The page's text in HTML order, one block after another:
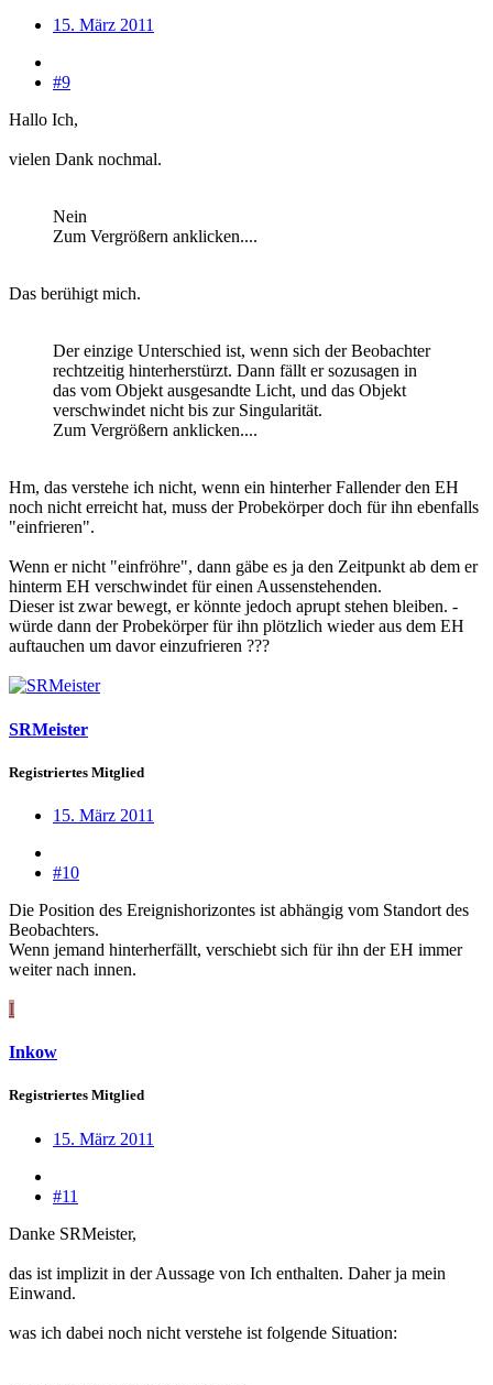
15. März 2011
#9
Hallo Ich,
vielen Dank nochmal.
Nein
Zum Vergrößern anklicken....
Das berühigt mich.
Der einzige Unterschied ist, wenn sich der Beobachter
rechtzeitig hinterherstürzt. Dann fällt er sozusagen in
das vom Objekt ausgesandte Licht, und das Objekt
verschwindet nicht bis zur Singularität.
Zum Vergrößern anklicken....
Hm, das verstehe ich nicht, wenn ein hinterher Fallender den EH
noch nicht erreicht hat, muss der Probekörper doch für ihn ebenfalls
"einfrieren".
Wenn er nicht "einfröhre", dann gäbe es ja den Zeitpunkt ab dem er
hinterm EH verschwindet für einen Aussenstehenden.
Dieser ist zwar bewegt, er könnte jedoch aprupt stehen bleiben. -
würde dann der Probekörper für ihn plötzlich wieder aus dem EH
auftauchen um davor einzufrieren ???
SRMeister
Registriertes Mitglied
15. März 2011
#10
Die Position des Ereignishorizontes ist abhängig vom Standort des
Beobachters.
Wenn jemand hinterherfällt, verschiebt sich für ihn der EH immer
weiter nach innen.
I
Inkow
Registriertes Mitglied
15. März 2011
#11
Danke SRMeister,
das ist implizit in der Aussage von Ich enthalten. Daher ja mein
Einwand.
was ich dabei noch nicht verstehe ist folgende Situation: